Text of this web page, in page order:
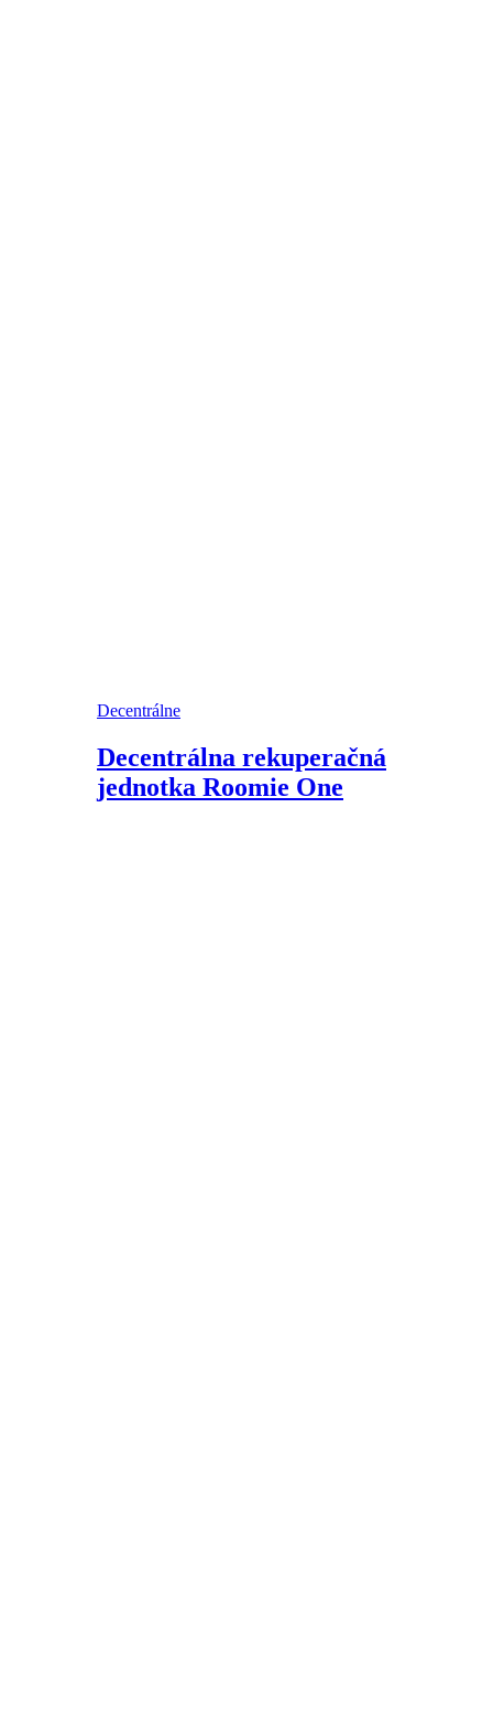
Decentrálne
Decentrálna rekuperačná
jednotka Roomie One